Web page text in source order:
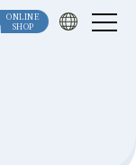
ONLINE
SHOP